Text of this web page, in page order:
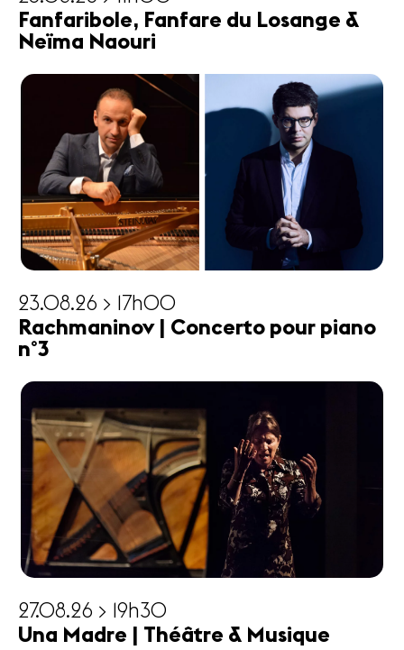
Fanfaribole, Fanfare du Losange &
Neïma Naouri
23.08.26 > 17h00
Rachmaninov | Concerto pour piano
n°3
27.08.26 > 19h30
Una Madre | Théâtre & Musique